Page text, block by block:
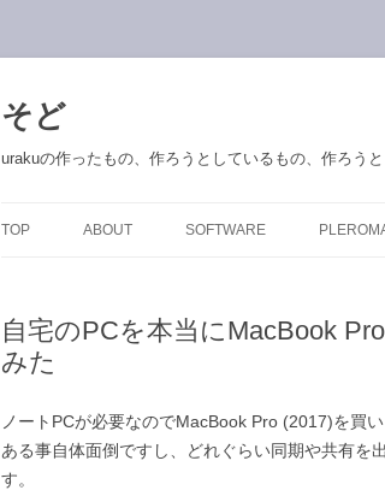
ン
ツ
ス
そど
urakuの作ったもの、作ろうとしているもの、作ろうと
TOP ABOUT SOFTWARE
自宅のPCを本当にMacBook
みた
ノートPCが必要なのでMacBook Pro (2017)を買
ある事自体面倒ですし、どれぐらい同期や共有を
す。